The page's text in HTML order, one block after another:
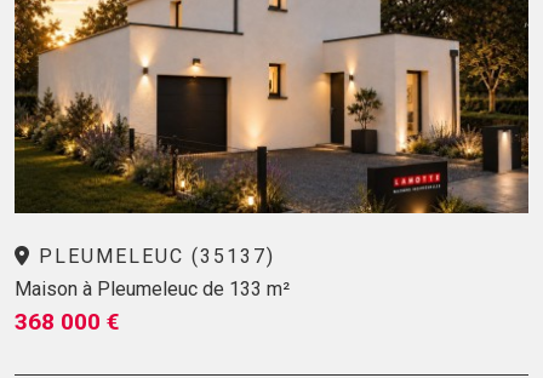
PLEUMELEUC (35137)
Maison à Pleumeleuc de 133 m²
368 000 €